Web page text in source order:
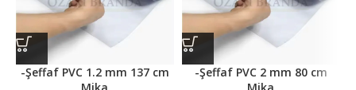
-Şeffaf PVC 1.2 mm 137 cm
-Şeffaf PVC 2 mm 80 cm